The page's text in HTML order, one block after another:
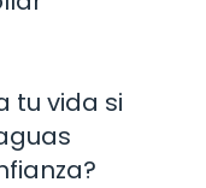
tu vida si